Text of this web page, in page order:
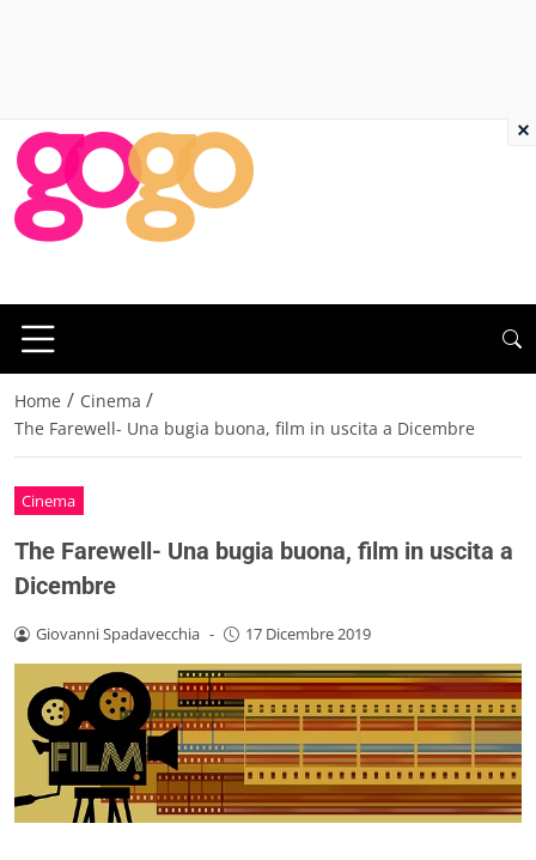
Home / Cinema /
The Farewell- Una bugia buona, film in uscita a Dicembre
Cinema
The Farewell- Una bugia buona, film in uscita a
Dicembre
Giovanni Spadavecchia - 17 Dicembre 2019
×